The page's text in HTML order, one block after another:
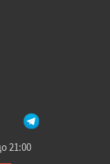
21:00